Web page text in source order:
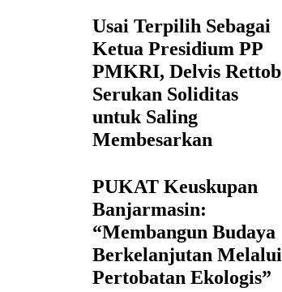
Usai Terpilih Sebagai
Ketua Presidium PP
PMKRI, Delvis Rettob
Serukan Soliditas
untuk Saling
Membesarkan
PUKAT Keuskupan
Banjarmasin:
“Membangun Budaya
Berkelanjutan Melalui
Pertobatan Ekologis”